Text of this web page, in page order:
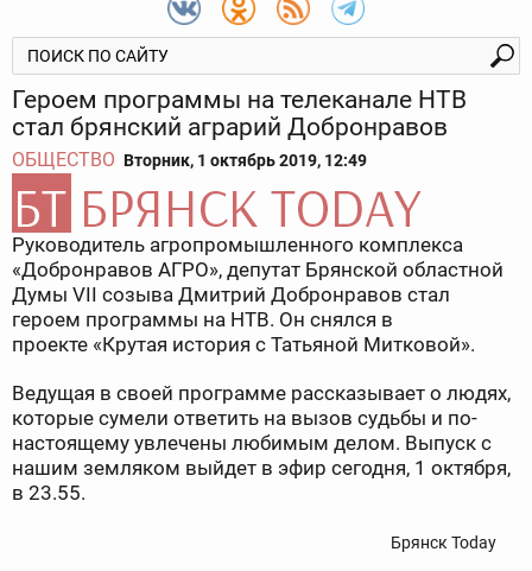
Героем программы на телеканале НТВ
стал брянский аграрий Добронравов
ОБЩЕСТВО Вторник, 1 октябрь 2019, 12:49
Руководитель агропромышленного комплекса
«Добронравов АГРО», депутат Брянской областной
Думы VII созыва Дмитрий Добронравов стал
героем программы на НТВ. Он снялся в
проекте «Крутая история с Татьяной Митковой».
Ведущая в своей программе рассказывает о людях,
которые сумели ответить на вызов судьбы и по-
настоящему увлечены любимым делом. Выпуск с
нашим земляком выйдет в эфир сегодня, 1 октября,
в 23.55.
Брянск Today